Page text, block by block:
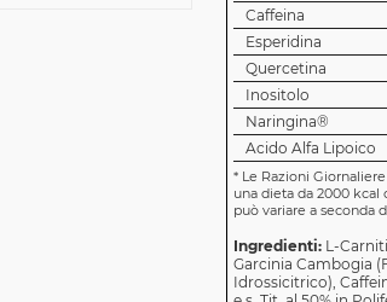
Caffeina
Esperidina
Quercetina
Inositolo
Naringina®
Acido Alfa Lipoico
*Le Razioni
una dieta da 2000
può variare a seconda
Ingredienti: L-
Garcinia Cambogia
Idrossicitrico),